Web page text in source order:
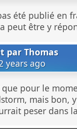
été publié en
peut être y
parThomas
years ago
que pour le
mais bon,
peser dans